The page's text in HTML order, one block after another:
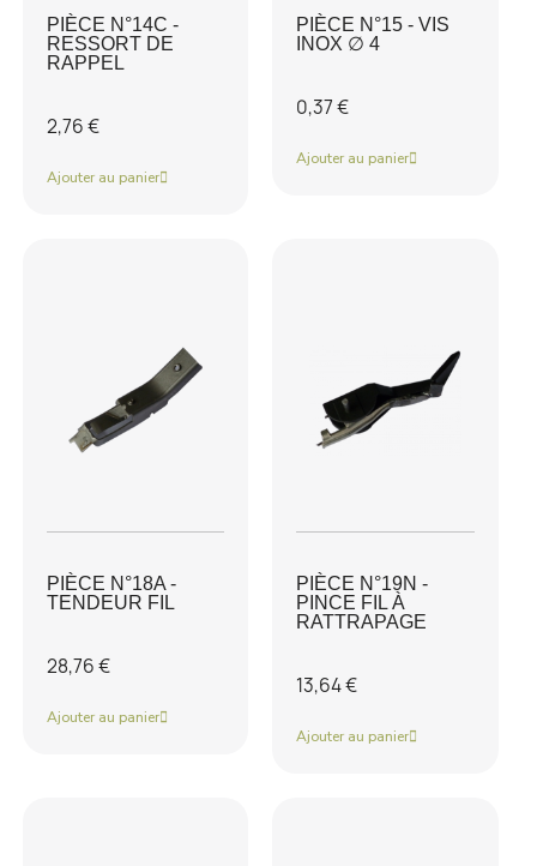
PIÈCE N°14C -
RESSORT DE
RAPPEL
2,76 €
Ajouter au panier
PIÈCE N°15 - VIS
INOX ∅ 4
0,37 €
Ajouter au panier
PIÈCE N°18A -
TENDEUR FIL
28,76 €
Ajouter au panier
PIÈCE N°19N -
PINCE FIL À
RATTRAPAGE
13,64 €
Ajouter au panier